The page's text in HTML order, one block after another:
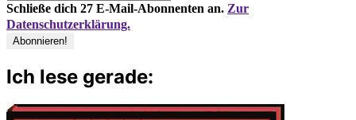
Schließe dich 27 E-Mail-Abonnenten an. Zur
Datenschutzerklärung.
Ich lese gerade: